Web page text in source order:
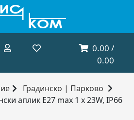
0.00 /
0.00
Градинско | Парково
аплик E27 max 1 x 23W, IP66